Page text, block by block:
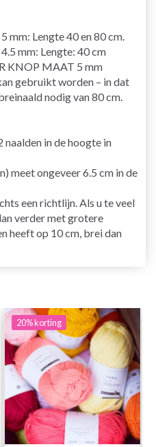
mm: Lengte 40 en 80 cm.
mm: Lengte: 40 cm
KNOP MAAT 5 mm
gebruikt worden – in dat
nodig van 80 cm.
naalden in de hoogte in
meet ongeveer 6.5 cm in de
een richtlijn. Als u te veel
verder met grotere
heeft op 10 cm, brei dan
20%korting